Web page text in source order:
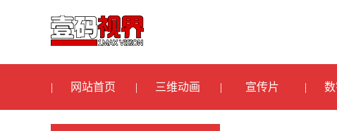
网站首页 三维动画 宣传片